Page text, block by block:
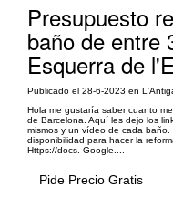
Presupuesto
baño de entre
Esquerra de
Publicado el 28-6-2023 en
Hola me gustaría saber cuanto
de Barcelona. Aquí les dejo los
mismos y un vídeo de cada
disponibilidad para hacer la
Https://docs. Google....
Pide Precio Gratis